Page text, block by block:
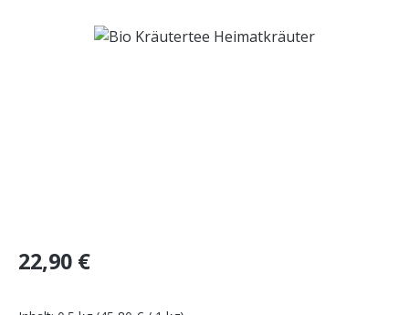
Bildergalerie überspringen
Regulärer Preis:
22,90 €